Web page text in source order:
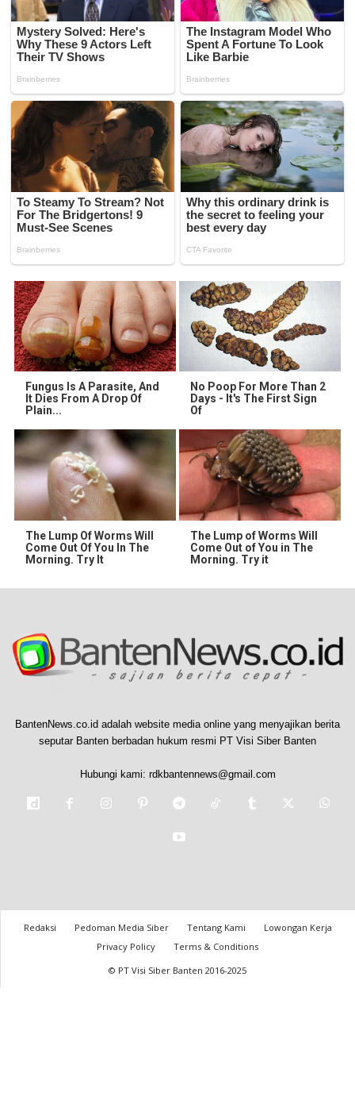
Fungus Is A Parasite, And
It Dies From A Drop Of
Plain...
No Poop For More Than 2
Days - It's The First Sign
Of
The Lump Of Worms Will
Come Out Of You In The
Morning. Try It
The Lump of Worms Will
Come Out of You in The
Morning. Try it
BantenNews.co.id adalah website media online yang menyajikan berita
seputar Banten berbadan hukum resmi PT Visi Siber Banten
Hubungi kami: rdkbantennews@gmail.com
Redaksi Pedoman Media Siber Tentang Kami
Lowongan Kerja
Privacy Policy
Terms & Conditions
© PT Visi Siber Banten 2016-2025